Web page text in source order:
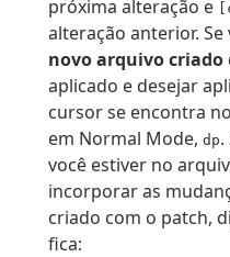
próxima alteração e
alteração anterior.
novo arquivo criado
aplicado e desejar
cursor se encontra no
em Normal Mode, dp
você estiver no
incorporar as
criado com o patch,
fica: